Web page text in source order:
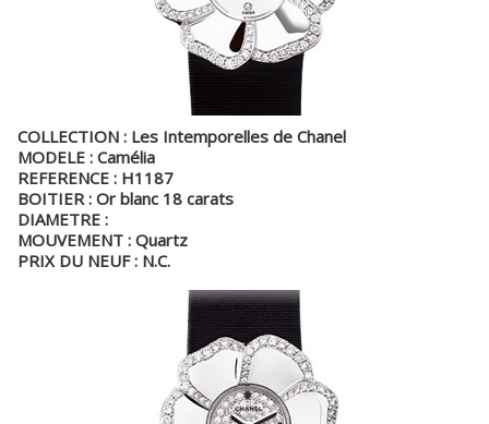
COLLECTION : Les Intemporelles de Chanel
MODELE : Camélia
REFERENCE : H1187
BOITIER : Or blanc 18 carats
DIAMETRE :
MOUVEMENT : Quartz
PRIX DU NEUF : N.C.